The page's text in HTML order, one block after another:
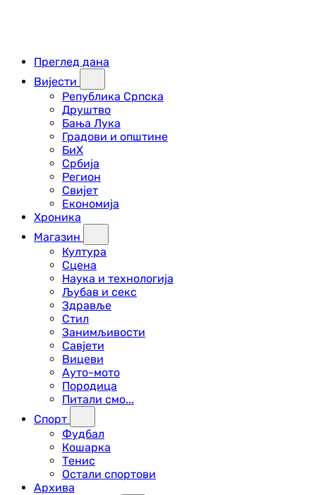
Преглед дана
Вијести
Република Српска
Друштво
Бања Лука
Градови и општине
БиХ
Србија
Регион
Свијет
Економија
Хроника
Магазин
Култура
Сцена
Наука и технологија
Љубав и секс
Здравље
Стил
Занимљивости
Савјети
Вицеви
Ауто-мото
Породица
Питали смо...
Спорт
Фудбал
Кошарка
Тенис
Остали спортови
Архива